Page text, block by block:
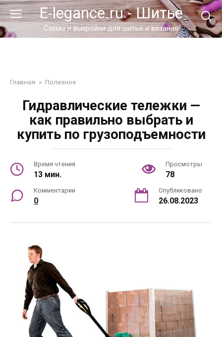
Перейти
к
контенту
E-legance.ru - Шитье
Схемы и выкройки для шитья и вязания
Главная » Полезное
Гидравлические тележки —
как правильно выбрать и
купить по грузоподъемности
Время чтения
13 мин.
Просмотры
78
Комментарии
0
Опубликовано
26.08.2023